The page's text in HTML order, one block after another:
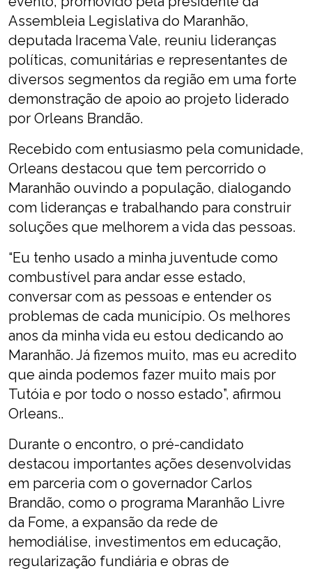
Assembleia Legislativa do Maranhão,
deputada Iracema Vale, reuniu lideranças
políticas, comunitárias e representantes de
diversos segmentos da região em uma forte
demonstração de apoio ao projeto liderado
por Orleans Brandão.
Recebido com entusiasmo pela comunidade,
Orleans destacou que tem percorrido o
Maranhão ouvindo a população, dialogando
com lideranças e trabalhando para construir
soluções que melhorem a vida das pessoas.
“Eu tenho usado a minha juventude como
combustível para andar esse estado,
conversar com as pessoas e entender os
problemas de cada município. Os melhores
anos da minha vida eu estou dedicando ao
Maranhão. Já fizemos muito, mas eu acredito
que ainda podemos fazer muito mais por
Tutóia e por todo o nosso estado”, afirmou
Orleans..
Durante o encontro, o pré-candidato
destacou importantes ações desenvolvidas
em parceria com o governador Carlos
Brandão, como o programa Maranhão Livre
da Fome, a expansão da rede de
hemodiálise, investimentos em educação,
regularização fundiária e obras de